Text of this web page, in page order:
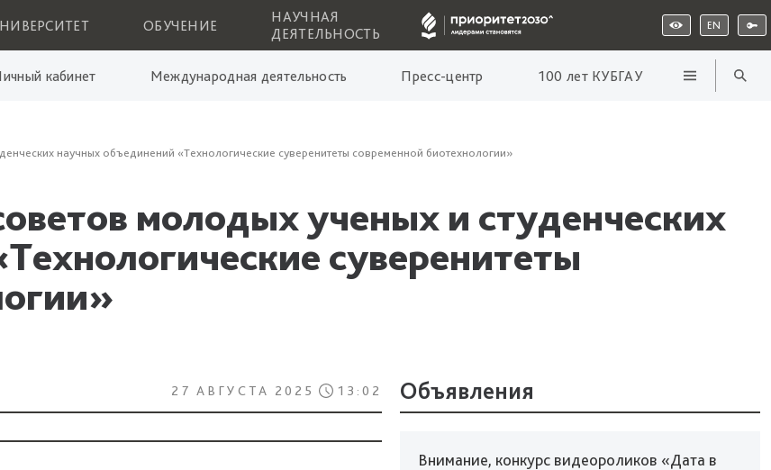
ОБУЧЕНИЕ
НАУЧНАЯ
ДЕЯТЕЛЬНОСТЬ
EN
кабинет Международная деятельность Пресс-центр 100 лет КУБГАУ
научных объединений «Технологические суверенитеты современной биотехнологии»
молодых ученых и студенческих
суверенитеты
27 АВГУСТА 2025 13:02 Объявления
Внимание, конкурс видеороликов «Дата в